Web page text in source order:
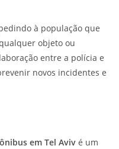
à população que
objeto ou
entre a polícia e
novos incidentes e
em Tel Aviv é um